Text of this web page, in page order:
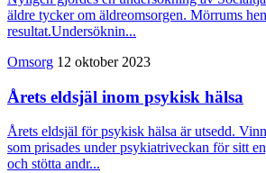
äldre tycker om äldreomsorgen. Mörrums
resultat.Undersöknin...
Omsorg 12 oktober 2023
Årets eldsjäl inom psykisk hälsa
Årets eldsjäl för psykisk hälsa är utsedd.
som prisades under psykiatriveckan för sitt
och stötta andr...